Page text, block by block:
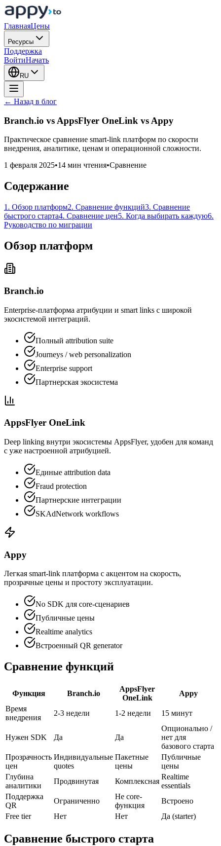
ГлавнаяЦены
Ресурсы
Поддержка
ВойтиНачать
RU
← Назад в блог
Branch.io vs AppsFlyer OneLink vs Appy
Практическое сравнение smart-link платформ по скорости
внедрения, аналитике, ценам и операционной сложности.
1 февраля 2025•14 мин чтения•Сравнение
Содержание
1. Обзор платформ2. Сравнение функций3. Сравнение
быстрого старта4. Сравнение цен5. Когда выбирать каждую6.
Руководство по миграции
Обзор платформ
Branch.io
Enterprise-платформа атрибуции и smart links с широкой
экосистемой интеграций.
Полный attribution suite
Journeys / web personalization
Enterprise support
Партнерская экосистема
AppsFlyer OneLink
Deep linking внутри экосистемы AppsFlyer, удобен для команд
с уже настроенной атрибуцией.
Единые attribution data
Fraud protection
Партнерские интеграции
SKAdNetwork workflows
Appy
Легкая smart-link платформа с акцентом на скорость,
прозрачные цены и простоту эксплуатации.
No SDK для core-сценариев
Публичные цены
Realtime analytics
Встроенный QR generator
Сравнение функций
Функция Branch.io
AppsFlyer
OneLink
Appy
Время
внедрения
2-3 недели 1-2 недели 15 минут
Нужен SDK Да Да
Опционально /
нет для
базового старта
Прозрачность
цен
Индивидуальные
quotes
Пакетные
цены
Публичные
цены
Глубина
аналитики
Продвинутая Комплексная
Realtime
essentials
Поддержка
QR
Ограниченно
Не core-
функция
Встроено
Free tier
Нет Нет Да (starter)
Сравнение быстрого старта